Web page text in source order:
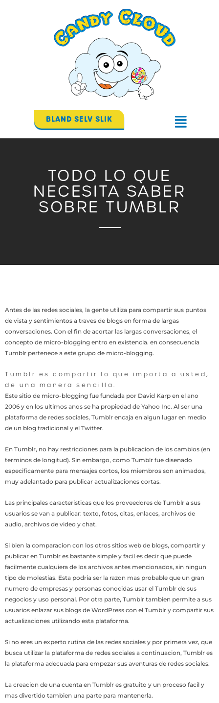
BLAND SELV SLIK
Flyout
TODO LO QUE
NECESITA SABER
SOBRE TUMBLR
Antes de las redes sociales, la gente utiliza para compartir sus puntos
de vista y sentimientos a traves de blogs en forma de largas
conversaciones. Con el fin de acortar las largas conversaciones, el
concepto de micro-blogging entro en existencia. en consecuencia
Tumblr pertenece a este grupo de micro-blogging.
Tumblr es compartir lo que importa a usted,
de una manera sencilla.
Este sitio de micro-blogging fue fundada por David Karp en el ano
2006 y en los ultimos anos se ha propiedad de Yahoo Inc. Al ser una
plataforma de redes sociales, Tumblr encaja en algun lugar en medio
de un blog tradicional y el Twitter.
En Tumblr, no hay restricciones para la publicacion de los cambios (en
terminos de longitud). Sin embargo, como Tumblr fue disenado
especificamente para mensajes cortos, los miembros son animados,
muy adelantado para publicar actualizaciones cortas.
Las principales caracteristicas que los proveedores de Tumblr a sus
usuarios se van a publicar: texto, fotos, citas, enlaces, archivos de
audio, archivos de video y chat.
Si bien la comparacion con los otros sitios web de blogs, compartir y
publicar en Tumblr es bastante simple y facil es decir que puede
facilmente cualquiera de los archivos antes mencionados, sin ningun
tipo de molestias. Esta podria ser la razon mas probable que un gran
numero de empresas y personas conocidas usar el Tumblr de sus
negocios y uso personal. Por otra parte, Tumblr tambien permite a sus
usuarios enlazar sus blogs de WordPress con el Tumblr y compartir sus
actualizaciones utilizando esta plataforma.
Si no eres un experto rutina de las redes sociales y por primera vez, que
busca utilizar la plataforma de redes sociales a continuacion, Tumblr es
la plataforma adecuada para empezar sus aventuras de redes sociales.
La creacion de una cuenta en Tumblr es gratuito y un proceso facil y
mas divertido tambien una parte para mantenerla.